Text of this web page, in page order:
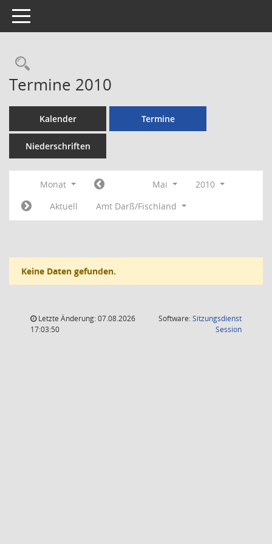
Toggle navigation
Rechercheauswahl
Termine 2010
Kalender Termine
Niederschriften
Monat Mai
2010
Aktuell
Amt Darß/Fischland
Keine Daten gefunden.
Letzte Änderung: 07.08.2026
17:03:50
Software:Sitzungsdienst
Session(Wird in